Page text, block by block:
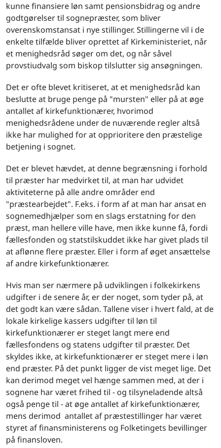
kunne finansiere løn samt pensionsbidrag og andre
godtgørelser til sognepræster, som bliver
overenskomstansat i nye stillinger. Stillingerne vil i de
enkelte tilfælde bliver oprettet af Kirkeministeriet, når
et menighedsråd søger om det, og når såvel
provstiudvalg som biskop tilslutter sig ansøgningen.
Det er ofte blevet kritiseret, at et menighedsråd kan
beslutte at bruge penge på "mursten" eller på at øge
antallet af kirkefunktionærer, hvorimod
menighedsrådene under de nuværende regler altså
ikke har mulighed for at opprioritere den præstelige
betjening i sognet.
Det er blevet hævdet, at denne begrænsning i forhold
til præster har medvirket til, at man har udvidet
aktiviteterne på alle andre områder end
"præstearbejdet". F.eks. i form af at man har ansat en
sognemedhjælper som en slags erstatning for den
præst, man hellere ville have, men ikke kunne få, fordi
fællesfonden og statstilskuddet ikke har givet plads til
at aflønne flere præster. Eller i form af øget ansættelse
af andre kirkefunktionærer.
Hvis man ser nærmere på udviklingen i folkekirkens
udgifter i de senere år, er der noget, som tyder på, at
det godt kan være sådan. Tallene viser i hvert fald, at de
lokale kirkelige kassers udgifter til løn til
kirkefunktionærer er steget langt mere end
fællesfondens og statens udgifter til præster. Det
skyldes ikke, at kirkefunktionærer er steget mere i løn
end præster. På det punkt ligger de vist meget lige. Det
kan derimod meget vel hænge sammen med, at der i
sognene har været frihed til - og tilsyneladende altså
også penge til - at øge antallet af kirkefunktionærer,
mens derimod antallet af præstestillinger har været
styret af finansministerens og Folketingets bevillinger
på finansloven.